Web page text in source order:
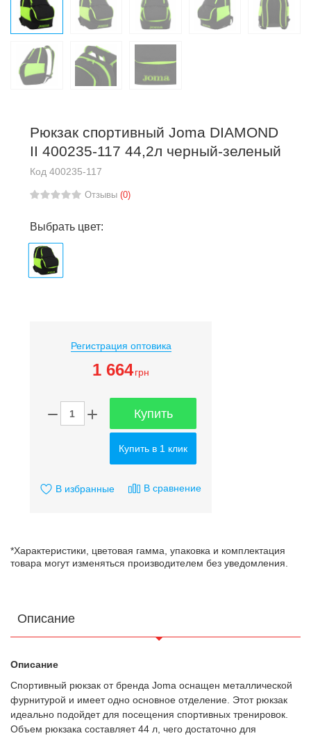
Рюкзак спортивный Joma DIAMOND
II 400235-117 44,2л черный-зеленый
Код 400235-117
Отзывы (0)
Выбрать цвет:
Регистрация оптовика
1 664 грн
Купить
Купить в 1 клик
В избранные В сравнение
*Характеристики, цветовая гамма, упаковка и комплектация
товара могут изменяться производителем без уведомления.
Описание
Описание
Спортивный рюкзак от бренда Joma оснащен металлической
фурнитурой и имеет одно основное отделение. Этот рюкзак
идеально подойдет для посещения спортивных тренировок.
Объем рюкзака составляет 44 л, чего достаточно для